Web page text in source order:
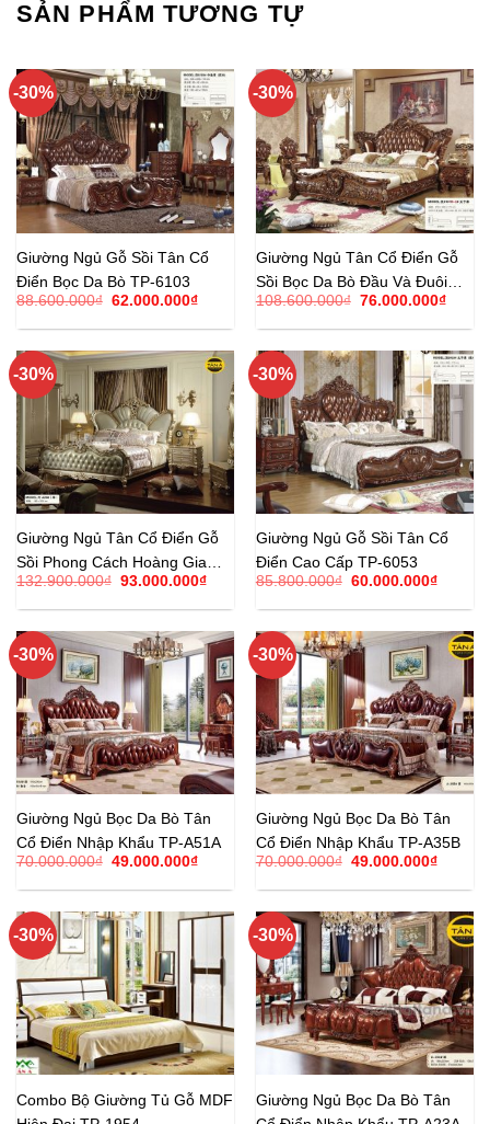
SẢN PHẨM TƯƠNG TỰ
-30%
Giường Ngủ Gỗ Sồi Tân Cổ
Điển Bọc Da Bò TP-6103
88.600.000₫ Giá
là:
62.000.000₫Giá
tại
62.000.000₫.
-30%
Giường Ngủ Tân Cổ Điển Gỗ
Sồi Bọc Da Bò Đầu Và Đuôi
Giường TP-6101B-2
108.600.000₫ Giá
là:
76.000.000₫Giá
tại
-30%
Giường Ngủ Tân Cổ Điển Gỗ
Sồi Phong Cách Hoàng Gia
TP-A20
132.900.000₫ Giá
là:
93.000.000₫Giá
tại
93.000.000₫.
-30%
Giường Ngủ Gỗ Sồi Tân Cổ
Điển Cao Cấp TP-6053
85.800.000₫ Giá
là:
60.000.000₫Giá
tại
-30%
Giường Ngủ Bọc Da Bò Tân
Cổ Điển Nhập Khẩu TP-A51A
70.000.000₫ Giá
là:
49.000.000₫Giá
tại
49.000.000₫.
-30%
Giường Ngủ Bọc Da Bò Tân
Cổ Điển Nhập Khẩu TP-A35B
70.000.000₫ Giá
là:
49.000.000₫Giá
tại
-30%
Combo Bộ Giường Tủ Gỗ MDF
-30%
Giường Ngủ Bọc Da Bò Tân